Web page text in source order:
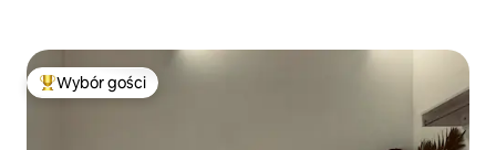
Najpopularniejsze z kategorii Wybór gości
Wybór gości